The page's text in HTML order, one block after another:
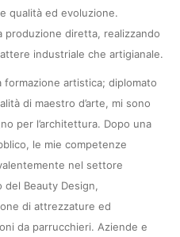
qualità ed evoluzione.
produzione diretta, realizzando
industriale che artigianale.
artistica; diplomato
di maestro d’arte, mi sono
per l’architettura. Dopo una
le mie competenze
nel settore
Beauty Design,
di attrezzature ed
da parrucchieri. Aziende e